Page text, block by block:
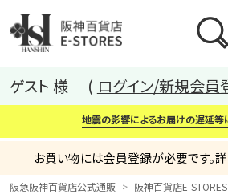
ゲスト 様 ログイン/新規会員
地震の影響によるお届けの遅延
お買い物には会員登録が必要です。詳
阪急阪神百貨店公式通販 阪神百貨店E-STORES